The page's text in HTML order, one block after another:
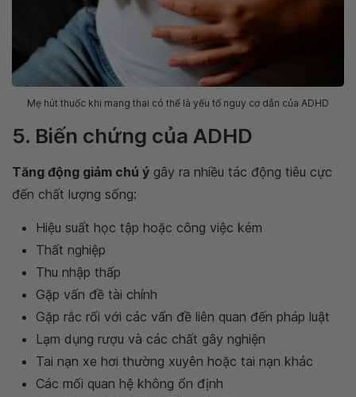
Mẹ hút thuốc khi mang thai có thể là yếu tố nguy cơ dẫn của ADHD
5. Biến chứng của ADHD
Tăng động giảm chú ý gây ra nhiều tác động tiêu cực
đến chất lượng sống:
Hiệu suất học tập hoặc công việc kém
Thất nghiệp
Thu nhập thấp
Gặp vấn đề tài chính
Gặp rắc rối với các vấn đề liên quan đến pháp luật
Lạm dụng rượu và các chất gây nghiện
Tai nạn xe hơi thường xuyên hoặc tai nạn khác
Các mối quan hệ không ổn định